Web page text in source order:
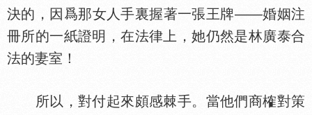
決的，因爲那女人手裏握著一張王牌——婚姻注
冊所的一紙證明，在法律上，她仍然是林廣泰合
法的妻室！
所以，對付起來頗感棘手。當他們商榷對策